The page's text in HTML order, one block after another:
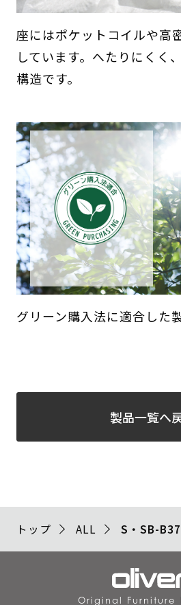
座にはポケットコイルや高
しています。へたりにくく
構造です。
グリーン購入法に適合した
製品一覧へ
トップ ALL S・SB-
Original Furniture